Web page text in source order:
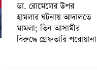
ডা. রোমেলের উপর
হামলার ঘটনায় আদালতে
মামলা; তিন আসামীর
বিরুদ্ধে গ্রেফতারি পরোয়ানা